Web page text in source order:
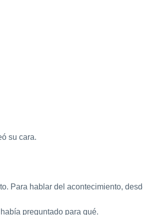
su cara.
Para hablar del acontecimiento,
preguntado para qué.